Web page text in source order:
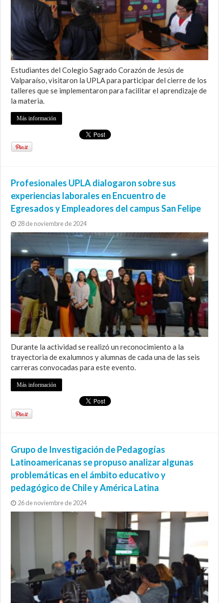
Estudiantes del Colegio Sagrado Corazón de Jesús de
Valparaíso, visitaron la UPLA para participar del cierre de los
talleres que se implementaron para facilitar el aprendizaje de
la materia.
Más información
Profesionales UPLA dialogaron sobre sus
experiencias laborales en Encuentro de
Egresados y Empleadores del campus San Felipe
28 de noviembre de 2024
Durante la actividad se realizó un reconocimiento a la
trayectoria de exalumnos y alumnas de cada una de las seis
carreras convocadas para este evento.
Más información
Grupo de Investigación de Pedagogías
Latinoamericanas se propuso analizar algunas
problemáticas en el ámbito educativo y
pedagógico de Chile y América Latina
26 de noviembre de 2024